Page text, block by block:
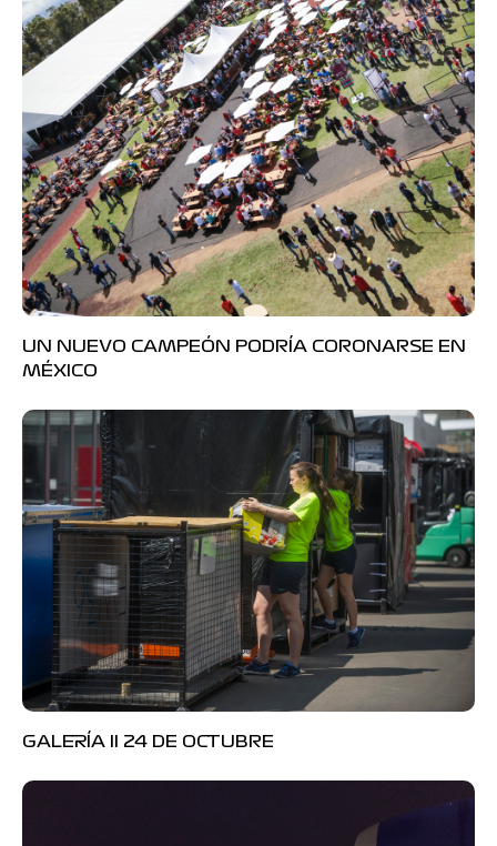
UN NUEVO CAMPEÓN PODRÍA CORONARSE EN
MÉXICO
GALERÍA II 24 DE OCTUBRE